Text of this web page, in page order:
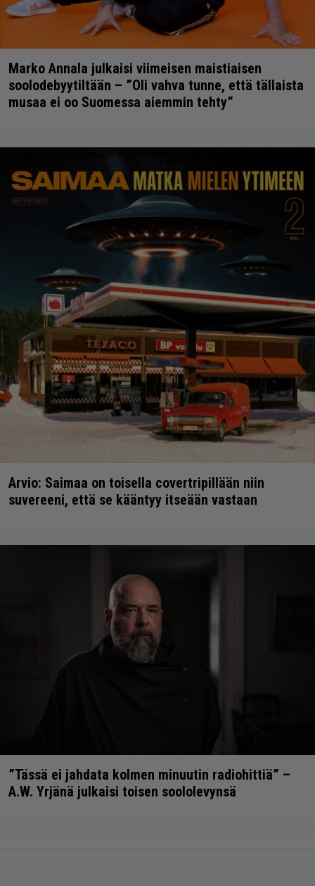
Marko Annala julkaisi viimeisen maistiaisen
soolodebyytiltään – ”Oli vahva tunne, että tällaista
musaa ei oo Suomessa aiemmin tehty”
Arvio: Saimaa on toisella covertripillään niin
suvereeni, että se kääntyy itseään vastaan
”Tässä ei jahdata kolmen minuutin radiohittiä” –
A.W. Yrjänä julkaisi toisen soololevynsä